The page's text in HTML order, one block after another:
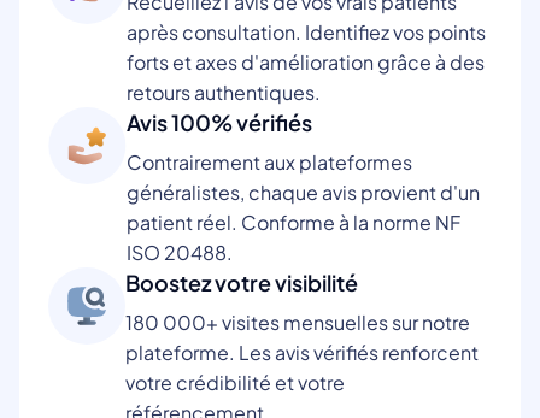
après consultation. Identifiez vos points
forts et axes d'amélioration grâce à des
retours authentiques.
Avis 100% vérifiés
Contrairement aux plateformes
généralistes, chaque avis provient d'un
patient réel. Conforme à la norme NF
ISO 20488.
Boostez votre visibilité
180 000+ visites mensuelles sur notre
plateforme. Les avis vérifiés renforcent
votre crédibilité et votre